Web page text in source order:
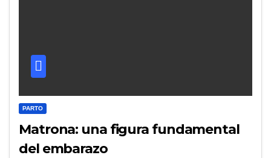
PARTO
Matrona: una figura fundamental
del embarazo